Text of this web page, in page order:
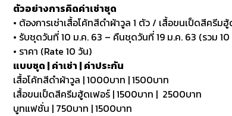
ตัวอย่างการคิดค่าเช่าชุด
• ต้องการเช่าเสื้อโค้ทสีดำผ้าวูล 1 ตัว / เสื้อขนเป็ดสีครีม
• รับชุดวันที่ 10 ม.ค. 63 – คืนชุดวันที่ 19 ม.ค. 63 (รวม
• ราคา (Rate 10 วัน)
แบบชุด | ค่าเช่า | ค่าประกัน
เสื้อโค้ทสีดำผ้าวูล | 1000บาท | 1500บาท
เสื้อขนเป็ดสีครีมฮู้ดเฟอร์ | 1500บาท | 2500บาท
บูทแฟชั่น | 750บาท | 1500บาท